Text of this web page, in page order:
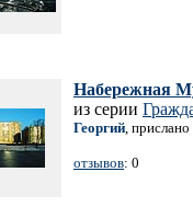
Набережная
из серии
Георгий,
отзывов: 0